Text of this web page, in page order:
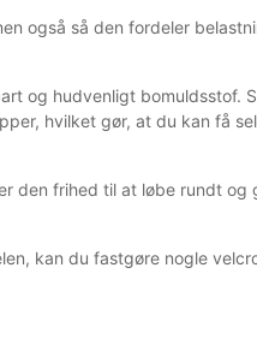
også så den fordeler
og hudvenligt bomuldsstof.
hvilket gør, at du kan få
den frihed til at løbe rundt og
kan du fastgøre nogle